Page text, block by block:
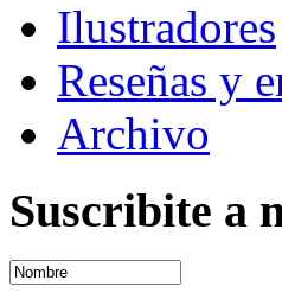
Ilustradores
Reseñas y
Archivo
Suscribite a